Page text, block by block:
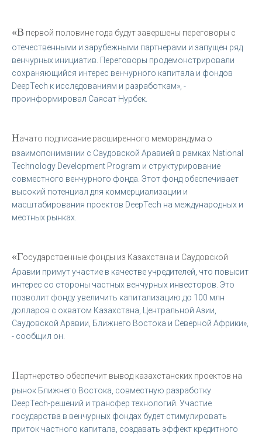
«В первой половине года будут завершены переговоры с
отечественными и зарубежными партнерами и запущен ряд
венчурных инициатив. Переговоры продемонстрировали
сохраняющийся интерес венчурного капитала и фондов
DeepTech к исследованиям и разработкам», -
проинформировал Саясат Нурбек.
Начато подписание расширенного меморандума о
взаимопонимании с Саудовской Аравией в рамках National
Technology Development Program и структурирование
совместного венчурного фонда. Этот фонд обеспечивает
высокий потенциал для коммерциализации и
масштабирования проектов DeepTech на международных и
местных рынках.
«Государственные фонды из Казахстана и Саудовской
Аравии примут участие в качестве учредителей, что повысит
интерес со стороны частных венчурных инвесторов. Это
позволит фонду увеличить капитализацию до 100 млн
долларов с охватом Казахстана, Центральной Азии,
Саудовской Аравии, Ближнего Востока и Северной Африки»,
- сообщил он.
Партнерство обеспечит вывод казахстанских проектов на
рынок Ближнего Востока, совместную разработку
DeepTech-решений и трансфер технологий. Участие
государства в венчурных фондах будет стимулировать
приток частного капитала, создавать эффект кредитного